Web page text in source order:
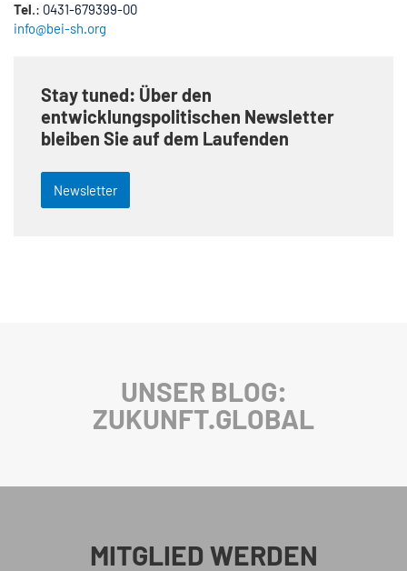
Tel.: 0431-679399-00
info@bei-sh.org
Stay tuned: Über den
entwicklungspolitischen Newsletter
bleiben Sie auf dem Laufenden
Newsletter
UNSER BLOG:
ZUKUNFT.GLOBAL
MITGLIED WERDEN